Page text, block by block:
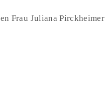
Frau Juliana Pirckheimer